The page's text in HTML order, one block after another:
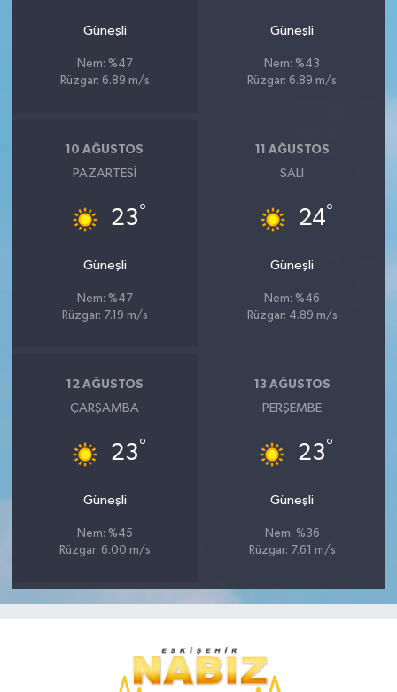
Güneşli
Nem: %47
Rüzgar: 6.89 m/s
Güneşli
Nem: %43
Rüzgar: 6.89 m/s
10 AĞUSTOS
PAZARTESI
23°
Güneşli
Nem: %47
Rüzgar: 7.19 m/s
11 AĞUSTOS
SALI
24°
Güneşli
Nem: %46
Rüzgar: 4.89 m/s
12 AĞUSTOS
ÇARŞAMBA
23°
Güneşli
Nem: %45
Rüzgar: 6.00 m/s
13 AĞUSTOS
PERŞEMBE
23°
Güneşli
Nem: %36
Rüzgar: 7.61 m/s